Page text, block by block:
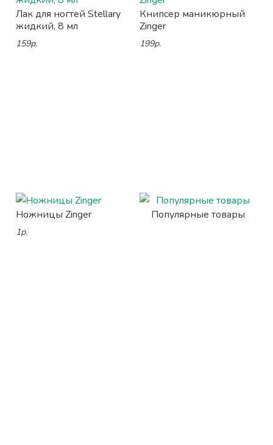
Лак для ногтей Stellary
жидкий, 8 мл
159р.
Книпсер маникюрный
Zinger
199р.
Ножницы Zinger
1р.
Популярные товары